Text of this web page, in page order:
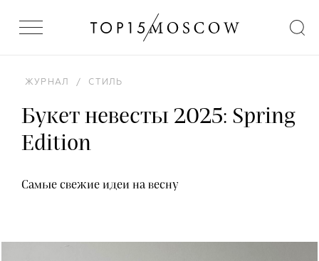
ЖУРНАЛ / СТИЛЬ
Букет невесты 2025: Spring
Edition
Самые свежие идеи на весну